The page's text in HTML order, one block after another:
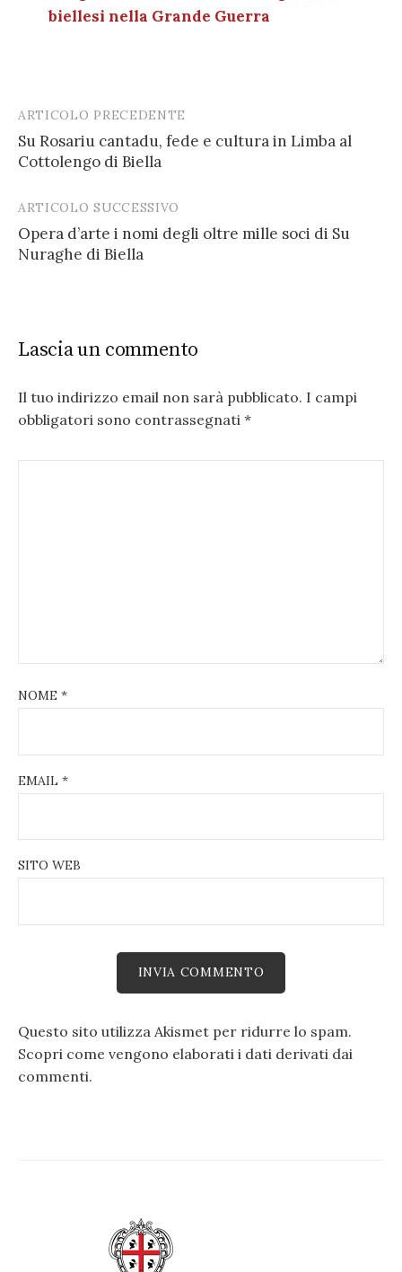
biellesi nella Grande Guerra
Post
navigation
ARTICOLO PRECEDENTE
Su Rosariu cantadu, fede e cultura in Limba al
Cottolengo di Biella
ARTICOLO SUCCESSIVO
Opera d’arte i nomi degli oltre mille soci di Su
Nuraghe di Biella
Lascia un commento
Il tuo indirizzo email non sarà pubblicato. I campi
obbligatori sono contrassegnati *
NOME *
EMAIL *
SITO WEB
Questo sito utilizza Akismet per ridurre lo spam.
Scopri come vengono elaborati i dati derivati dai
commenti.